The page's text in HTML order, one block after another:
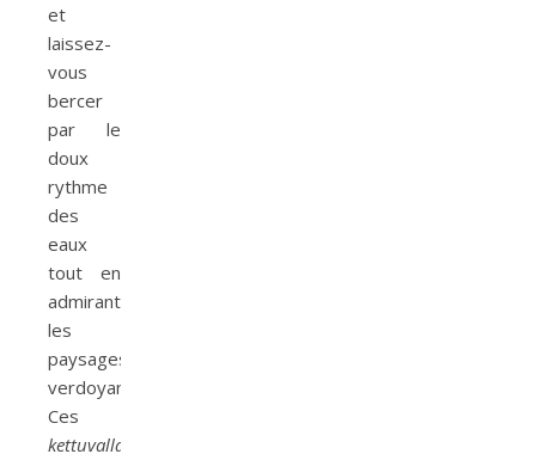
et
laissez-
vous
bercer
par le
doux
rythme
des
eaux
tout en
admirant
les
paysages
verdoyants.
Ces
kettuvallams